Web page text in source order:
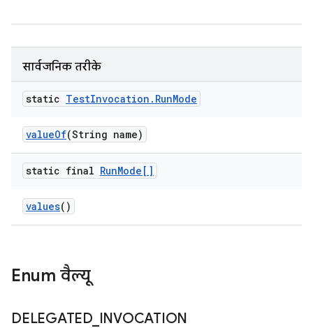
सार्वजनिक तरीके
static TestInvocation . RunMode
valueOf(String name)
static final RunMode[]
values()
Enum वैल्यू
DELEGATED_ INVOCATION